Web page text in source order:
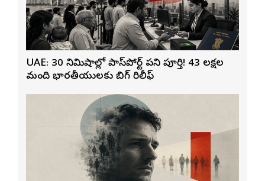
UAE: 30 నిమిషాల్లో పాస్‌పోర్ట్ పని పూర్తి! 43 లక్షల
మంది భారతీయులకు బిగ్ రిలీఫ్